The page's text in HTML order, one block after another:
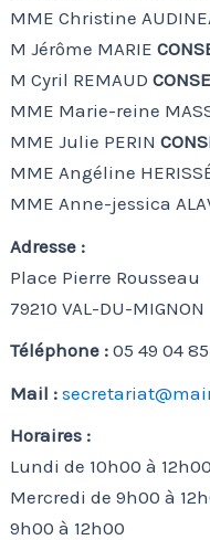
MME Christine
M Jérôme MARIE
M Cyril REMAUD
MME Marie-reine
MME Julie PERIN
MME Angéline
MME Anne-jessica
Adresse :
Place Pierre Rousseau
79210 VAL-DU-MIGNON
Téléphone :05 49 04 85
Mail :
Horaires :
Lundi de 10h00 à
Mercredi de 9h00 à
9h00 à 12h00